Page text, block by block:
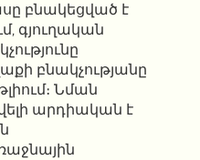
բնակեցված է
գյուղական
բնակչությանը
Նման
արդիական է